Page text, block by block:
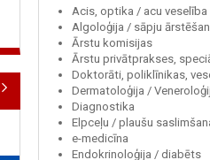
Acis, optika / acu veselība
Algoloģija / sāpju
Ārstu komisijas
Ārstu privātprakses,
Doktorāti, poliklīnikas,
Dermatoloģija /
Diagnostika
Elpceļu / plaušu
e-medicīna
Endokrinoloģija / diabēts